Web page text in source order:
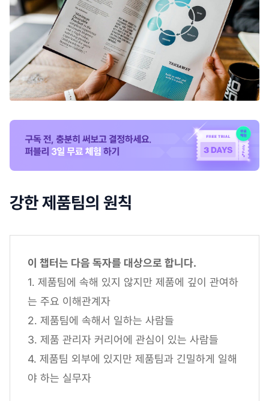
강한 제품팀의 원칙
이 챕터는 다음 독자를 대상으로 합니다.
1. 제품팀에 속해 있지 않지만 제품에 깊이 관여하
는 주요 이해관계자
2. 제품팀에 속해서 일하는 사람들
3. 제품 관리자 커리어에 관심이 있는 사람들
4. 제품팀 외부에 있지만 제품팀과 긴밀하게 일해
야 하는 실무자